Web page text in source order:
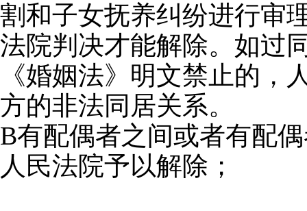
割和子女抚养纠纷进行审
法院判决才能解除。如过
《婚姻法》明文禁止的
方的非法同居关系。
B有配偶者之间或者有配
人民法院予以解除；